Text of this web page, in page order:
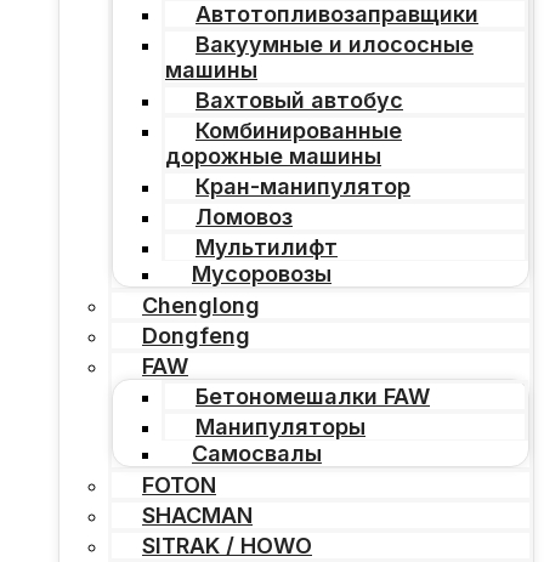
Автотопливозаправщики
Вакуумные и илососные
машины
Вахтовый автобус
Комбинированные
дорожные машины
Кран-манипулятор
Ломовоз
Мультилифт
Мусоровозы
Chenglong
Dongfeng
FAW
Бетономешалки FAW
Манипуляторы
Самосвалы
FOTON
SHACMAN
SITRAK / HOWO